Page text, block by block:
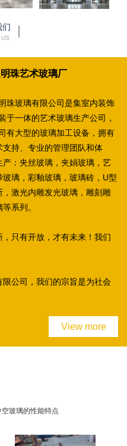
们
珠艺术玻璃厂
珠玻璃有限公司是集室内装饰
于一体的艺术玻璃生产公司，
有大型的玻璃加工设备，拥有
持、专业的管理团队和体
：夹丝玻璃，夹娟玻璃，艺
璃，彩釉玻璃，玻璃砖，U型
激光内雕发光玻璃，雕刻雕
系列。
只有开放，才有未来！我们
公司，我们的宗旨是为社会
View more
空玻璃的性能特点